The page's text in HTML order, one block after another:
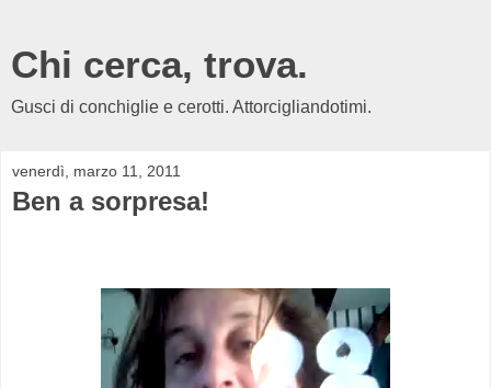
Chi cerca, trova.
Gusci di conchiglie e cerotti. Attorcigliandotimi.
venerdì, marzo 11, 2011
Ben a sorpresa!